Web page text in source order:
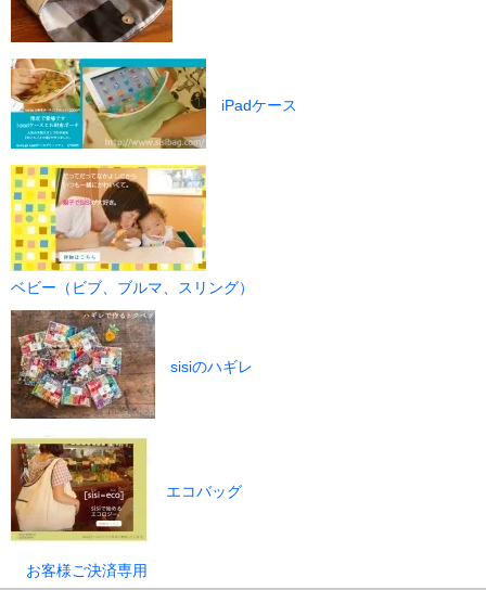
iPadケース
ベビー（ビブ、ブルマ、スリング）
sisiのハギレ
エコバッグ
お客様ご決済専用